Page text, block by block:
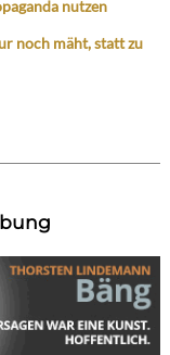
nutzen
noch mäht, statt zu